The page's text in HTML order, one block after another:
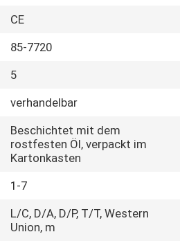
CE
85-7720
5
verhandelbar
Beschichtet mit dem
rostfesten Öl, verpackt im
Kartonkasten
1-7
L/C, D/A, D/P, T/T, Western
Union, m